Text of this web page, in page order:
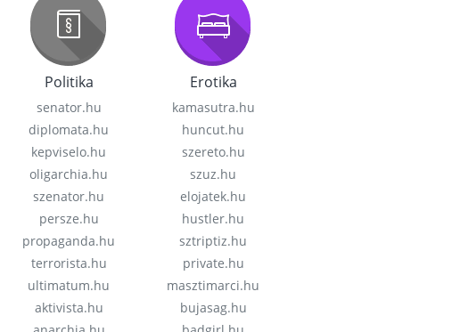
Politika
senator.hu
diplomata.hu
kepviselo.hu
oligarchia.hu
szenator.hu
persze.hu
propaganda.hu
terrorista.hu
ultimatum.hu
aktivista.hu
Erotika
kamasutra.hu
huncut.hu
szereto.hu
szuz.hu
elojatek.hu
hustler.hu
sztriptiz.hu
private.hu
masztimarci.hu
bujasag.hu